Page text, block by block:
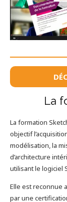
La
La formation
objectif
modélisation, la
d’architecture
utilisant le logiciel
Elle est reconnue
par une